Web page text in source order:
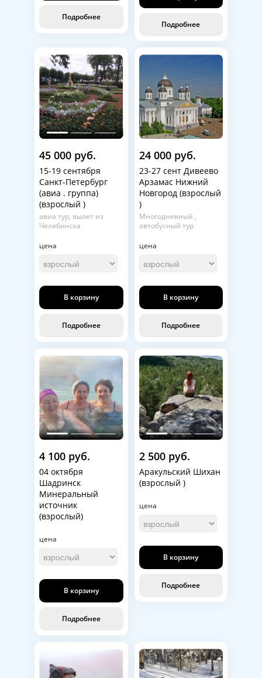
Подробнее
Подробнее
45 000 руб.
15-19 сентября
Санкт-Петербург
(авиа . группа)
(взрослый )
авиа тур, вылет из
Челябинска
цена
В корзину
Подробнее
24 000 руб.
23-27 сент Дивеево
Арзамас Нижний
Новгород (взрослый
)
Многодневный ,
автобусный тур
цена
В корзину
Подробнее
4 100 руб.
04 октября
Шадринск
Минеральный
источник
(взрослый)
цена
В корзину
Подробнее
2 500 руб.
Аракульский Шихан
(взрослый )
цена
В корзину
Подробнее